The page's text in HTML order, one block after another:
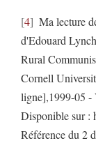
4
Ma lecture
d'Edouard
Rural
Cornell
ligne],1999-05 -
Disponible sur :
Référence du 2